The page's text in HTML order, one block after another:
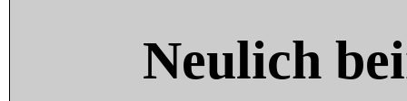
Neulich